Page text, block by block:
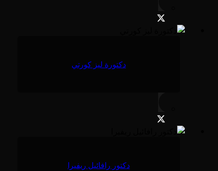
دكتورة ليز كورتي
دكتور رافائيل ريفيرا